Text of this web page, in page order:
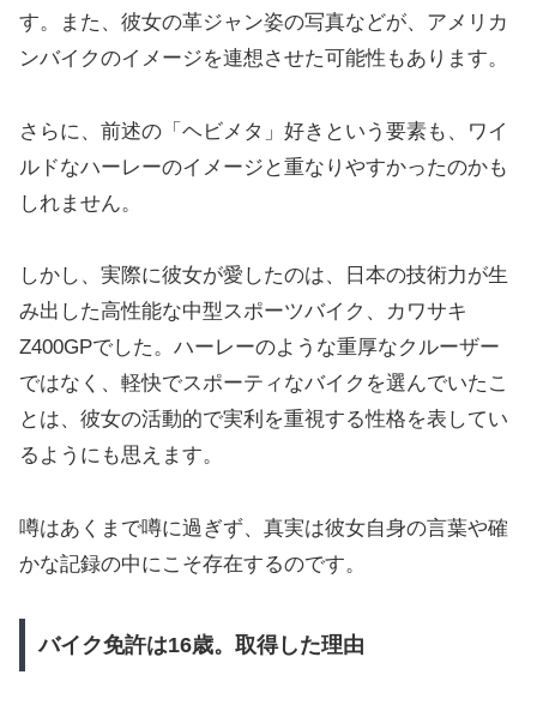
す。また、彼女の革ジャン姿の写真などが、アメリカ
ンバイクのイメージを連想させた可能性もあります。
さらに、前述の「ヘビメタ」好きという要素も、ワイ
ルドなハーレーのイメージと重なりやすかったのかも
しれません。
しかし、実際に彼女が愛したのは、日本の技術力が生
み出した高性能な中型スポーツバイク、カワサキ
Z400GPでした。ハーレーのような重厚なクルーザー
ではなく、軽快でスポーティなバイクを選んでいたこ
とは、彼女の活動的で実利を重視する性格を表してい
るようにも思えます。
噂はあくまで噂に過ぎず、真実は彼女自身の言葉や確
かな記録の中にこそ存在するのです。
バイク免許は16歳。取得した理由